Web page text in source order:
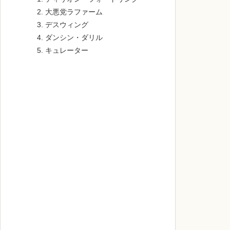
大悪党ラファーム
デスウィング
ダンシン・ダリル
キュレーター